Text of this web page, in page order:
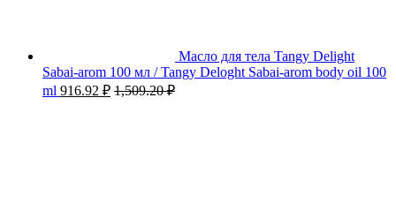
Масло для тела Tangy Delight
Sabai-arom 100 мл / Tangy Deloght Sabai-arom body oil 100
ml 916.92 ₽ 1,509.20₽